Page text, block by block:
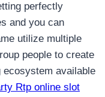
perfectly
and you can
utilize multiple
people to create
ecosystem available
Rtp online slot